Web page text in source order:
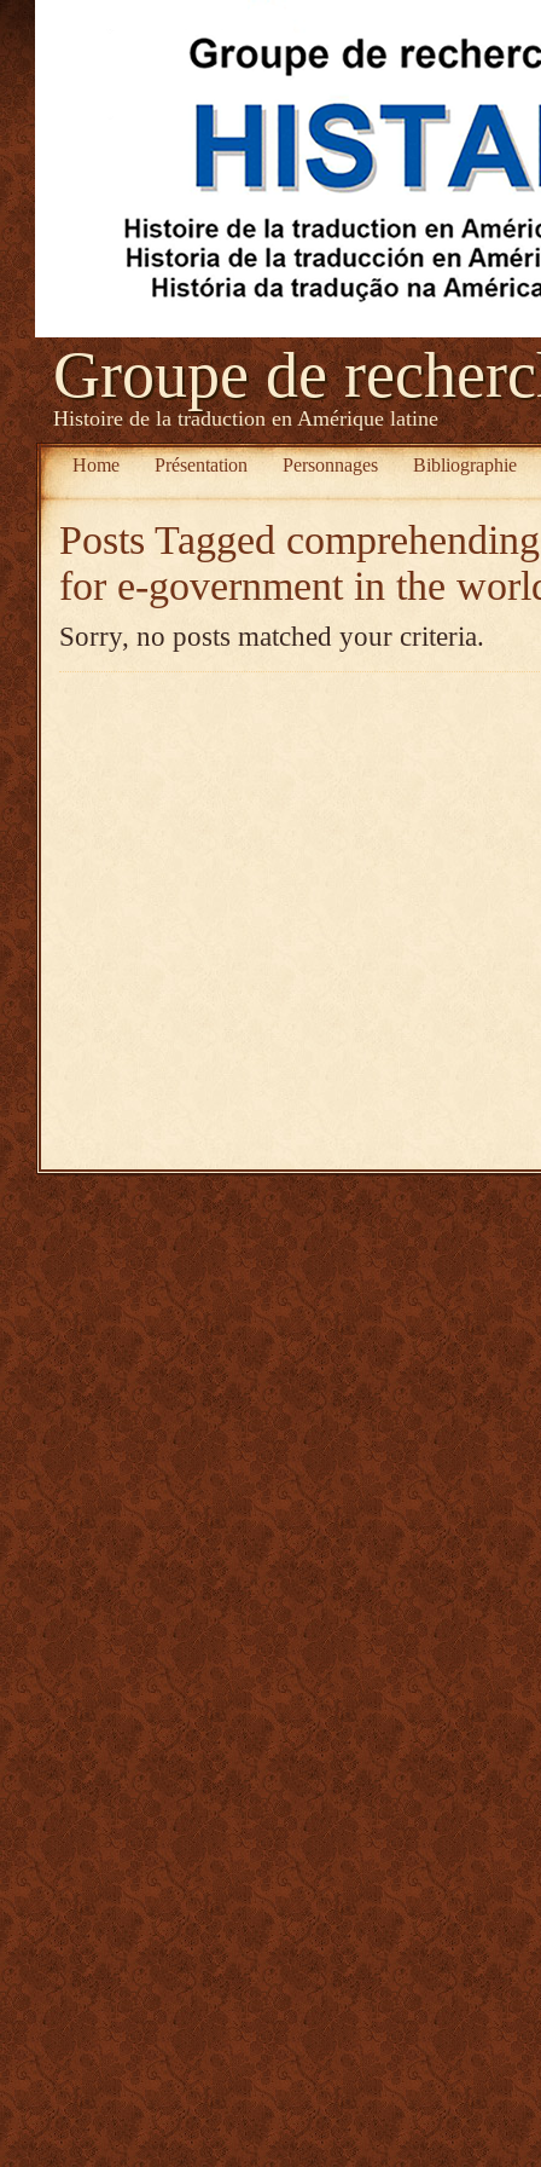
Groupe de
Histoire de la traduction en Amérique latine
Home Présentation Personnages Bibliographie
Posts Tagged
for e-government in the
Sorry, no posts matched your criteria.